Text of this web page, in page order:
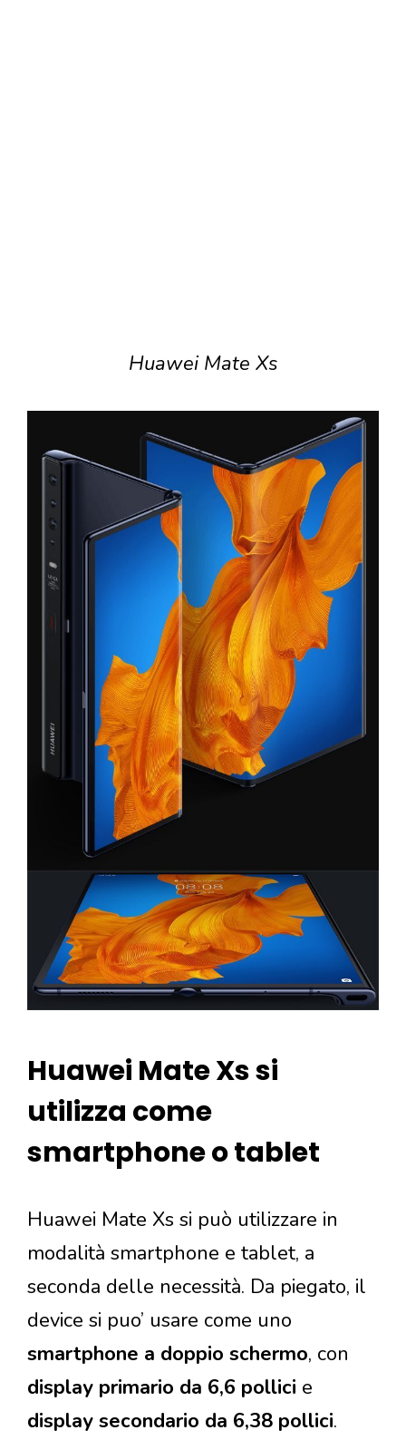
Huawei Mate Xs
Huawei Mate Xs si
utilizza come
smartphone o tablet
Huawei Mate Xs si può utilizzare in
modalità smartphone e tablet, a
seconda delle necessità. Da piegato, il
device si puo’ usare come uno
smartphone a doppio schermo, con
display primario da 6,6 pollici e
display secondario da 6,38 pollici.